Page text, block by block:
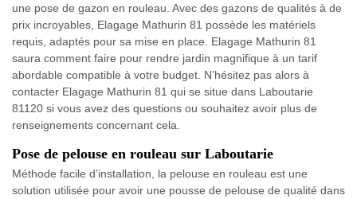
une pose de gazon en rouleau. Avec des gazons de qualités à de
prix incroyables, Elagage Mathurin 81 possède les matériels
requis, adaptés pour sa mise en place. Elagage Mathurin 81
saura comment faire pour rendre jardin magnifique à un tarif
abordable compatible à votre budget. N’hésitez pas alors à
contacter Elagage Mathurin 81 qui se situe dans Laboutarie
81120 si vous avez des questions ou souhaitez avoir plus de
renseignements concernant cela.
Pose de pelouse en rouleau sur Laboutarie
Méthode facile d’installation, la pelouse en rouleau est une
solution utilisée pour avoir une pousse de pelouse de qualité dans